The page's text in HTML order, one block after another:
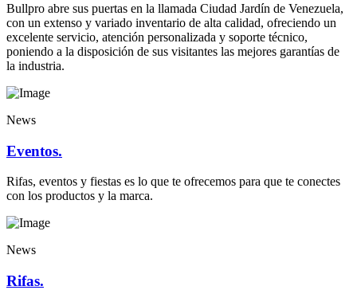
Bullpro abre sus puertas en la llamada Ciudad Jardín de Venezuela,
con un extenso y variado inventario de alta calidad, ofreciendo un
excelente servicio, atención personalizada y soporte técnico,
poniendo a la disposición de sus visitantes las mejores garantías de
la industria.
News
Eventos.
Rifas, eventos y fiestas es lo que te ofrecemos para que te conectes
con los productos y la marca.
News
Rifas.